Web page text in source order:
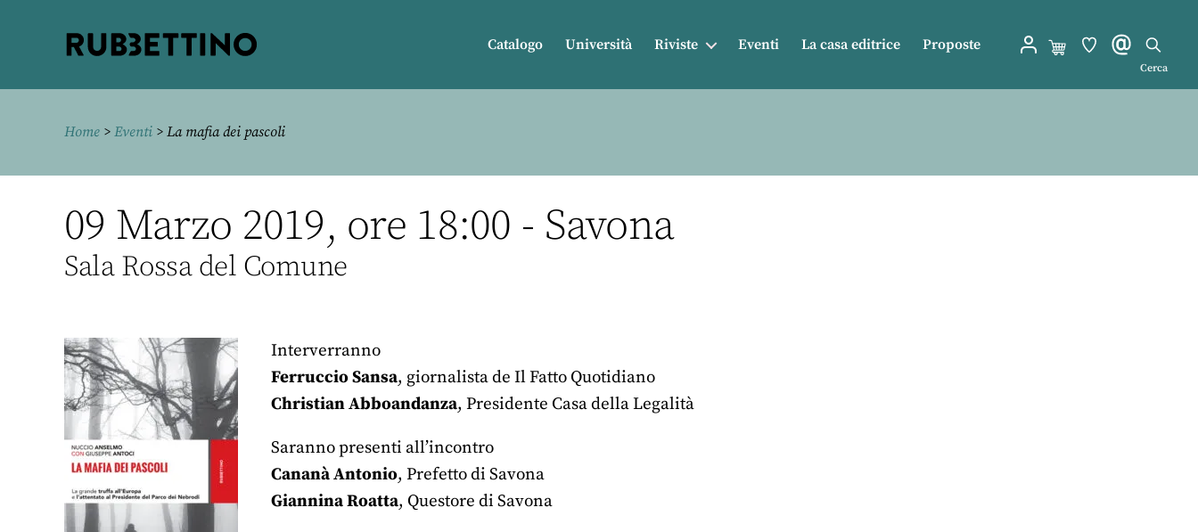
Catalogo Università Riviste Eventi La casa editrice Proposte
Cerca
Home > Eventi > La mafia dei pascoli
09 Marzo 2019, ore 18:00 - Savona
Sala Rossa del Comune
Interverranno
Ferruccio Sansa, giornalista de Il Fatto Quotidiano
Christian Abboandanza, Presidente Casa della Legalità
Saranno presenti all’incontro
Cananà Antonio, Prefetto di Savona
Giannina Roatta, Questore di Savona